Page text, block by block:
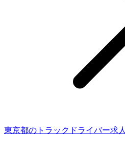
東京都のトラックドライバー求人